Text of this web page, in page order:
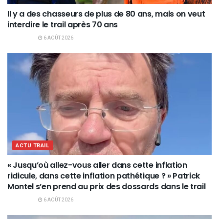
Il y a des chasseurs de plus de 80 ans, mais on veut
interdire le trail après 70 ans
6 AOÛT 2026
ACTU TRAIL
« Jusqu’où allez-vous aller dans cette inflation
ridicule, dans cette inflation pathétique ? » Patrick
Montel s’en prend au prix des dossards dans le trail
6 AOÛT 2026